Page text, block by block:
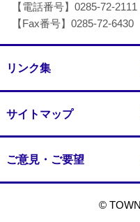
【電話番号】0285-72-2111
【Fax番号】0285-72-6430
リンク集
サイトマップ
ご意見・ご要望
©